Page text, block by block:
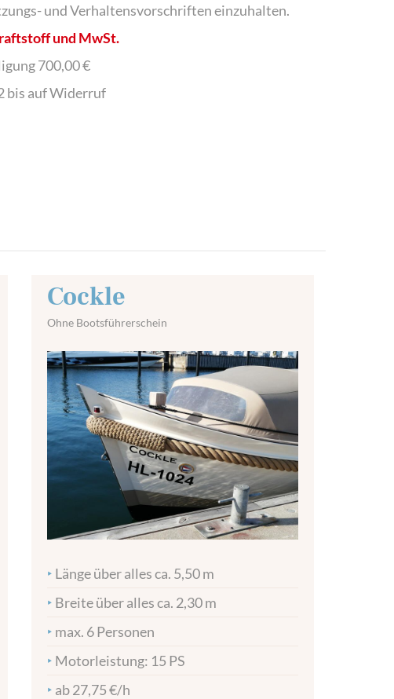
und Verhaltensvorschriften einzuhalten.
und MwSt.
700,00 €
bis auf Widerruf
Cockle
Ohne Bootsführerschein
‣ Länge über alles ca. 5,50 m
‣ Breite über alles ca. 2,30 m
‣ max. 6 Personen
‣ Motorleistung: 15 PS
‣ ab 27,75 €/h